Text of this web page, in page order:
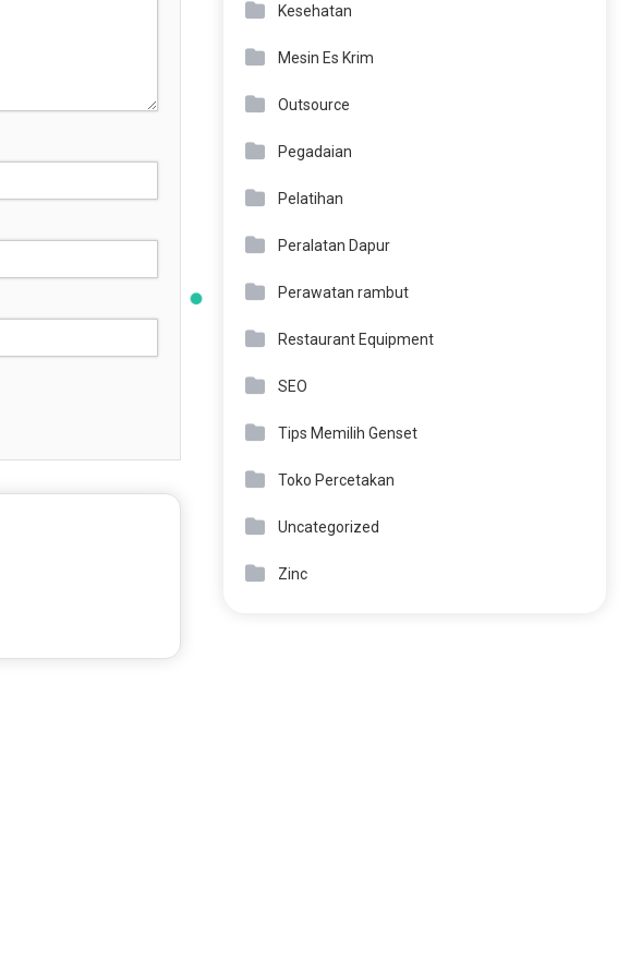
Kesehatan
Mesin Es Krim
Outsource
Pegadaian
Pelatihan
Peralatan Dapur
Perawatan rambut
Restaurant Equipment
SEO
Tips Memilih Genset
Toko Percetakan
Uncategorized
Zinc